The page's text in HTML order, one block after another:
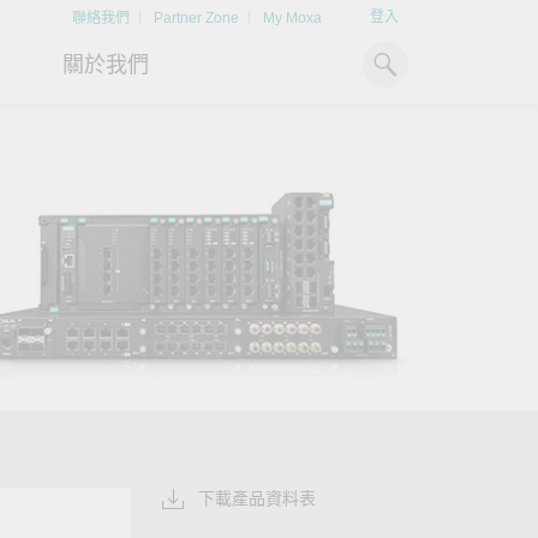
聯絡我們 Partner Zone My Moxa 登入
x86 電腦
ARM 電腦
平板電腦
握
與
掌握綠能脈動
探索 BESS（電池儲能系統）
如何引領能源轉型，打造更潔
閱讀更多網路安全專
專家對工業網路安全
文件資料庫
案例研究
技術專文資料庫
關於我們
Moxa 人才小聯盟系統
如同美國職棒聯盟的人才育
成，我們發展 Moxa 人才小聯
下載產品資料表